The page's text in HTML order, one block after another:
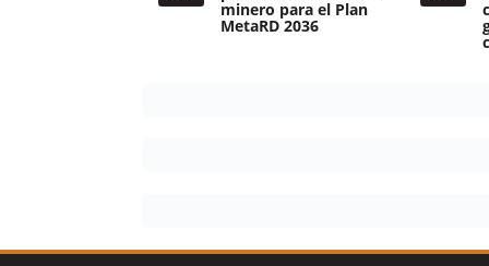
minero para el Plan
MetaRD 2036